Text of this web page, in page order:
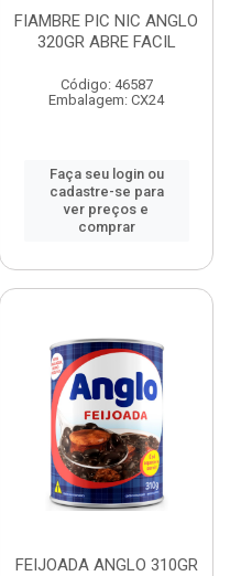
FIAMBRE PIC NIC ANGLO
320GR ABRE FACIL
Código: 46587
Embalagem: CX24
Faça seu login ou
cadastre-se para
ver preços e
comprar
FEIJOADA ANGLO 310GR